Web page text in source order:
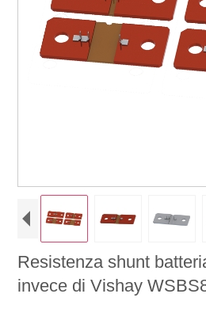
Resistenza shunt
invece di Vishay